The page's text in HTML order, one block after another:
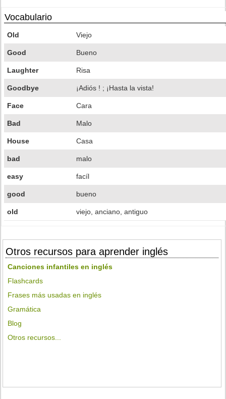
Vocabulario
Old Viejo
Good Bueno
Laughter Risa
Goodbye ¡Adiós ! ; ¡Hasta la vista!
Face Cara
Bad Malo
House Casa
bad malo
easy facíl
good bueno
old viejo, anciano, antiguo
Otros recursos para aprender inglés
Canciones infantiles en inglés
Flashcards
Frases más usadas en inglés
Gramática
Blog
Otros recursos...